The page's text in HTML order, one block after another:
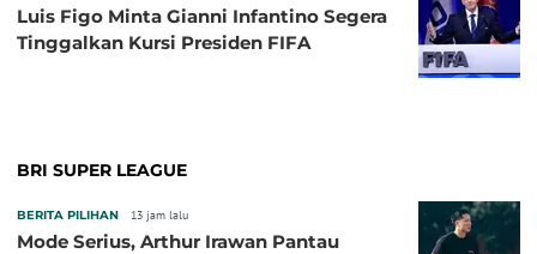
Luis Figo Minta Gianni Infantino Segera
Tinggalkan Kursi Presiden FIFA
BRI SUPER LEAGUE
BERITA PILIHAN 13 jam lalu
Mode Serius, Arthur Irawan Pantau